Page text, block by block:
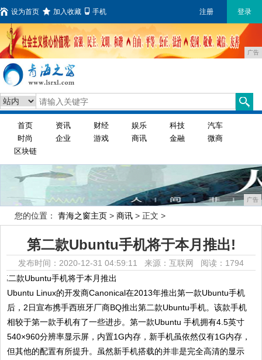
设为首页 加入收藏 手机 注册 登录
广告
首页 资讯 财经 娱乐 科技
汽车
时尚
企业 游戏 商讯 金融
微商
区块链
广告
您的位置： 青海之窗主页 > 商讯 > 正文 >
第二款Ubuntu手机将于本月推出!
发布时间：2020-12-31 04:59:11 来源：互联网 阅读：1794
Ubuntu Linux的开发商Canonical在2013年推出第一款Ubuntu手机
后，2日宣布携手西班牙厂商BQ推出第二款Ubuntu手机。该款手机
相较于第一款手机有了一些进步。第一款Ubuntu 手机拥有4.5英寸
540×960分辨率显示屏，内置1G内存，新手机虽依然仅有1G内存，
但其他的配置有所提升。虽然新手机搭载的并非是完全高清的显示